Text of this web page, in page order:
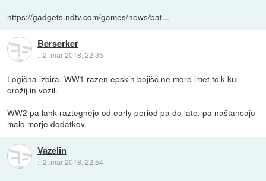
https://gadgets.ndtv.com/games/news/bat...
Berserker
::2. mar 2018, 22:35
Logična izbira. WW1 razen epskih bojišč ne more imet tolk kul
orožij in vozil.
WW2 pa lahk raztegnejo od early period pa do late, pa naštancajo
malo morje dodatkov.
Vazelin
::2. mar 2018, 22:54